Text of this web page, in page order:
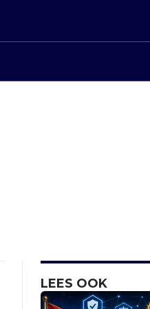
LEES OOK